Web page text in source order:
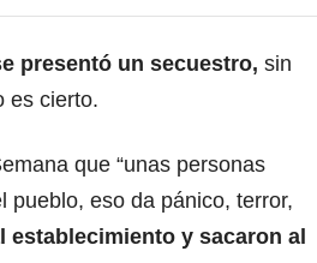
presentó un secuestro, sin
es cierto.
que “unas personas
pueblo, eso da pánico, terror,
y sacaron al